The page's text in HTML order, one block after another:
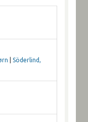
Söderlind,